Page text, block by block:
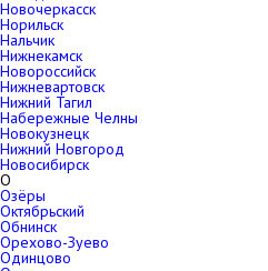
Новочеркасск
Норильск
Нальчик
Нижнекамск
Новороссийск
Нижневартовск
Нижний Тагил
Набережные Челны
Новокузнецк
Нижний Новгород
Новосибирск
О
Озёры
Октябрьский
Обнинск
Орехово-Зуево
Одинцово